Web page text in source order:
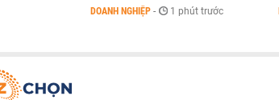
DOANH NGHIỆP - 1 phút trước